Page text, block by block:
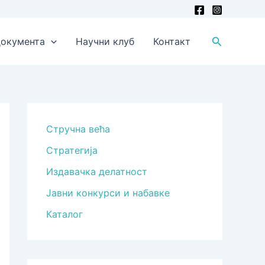
Научни клуб Контакт Претрага
Стручна већа
Стратегија
Издавачка делатност
Јавни конкурси и набавке
Каталог